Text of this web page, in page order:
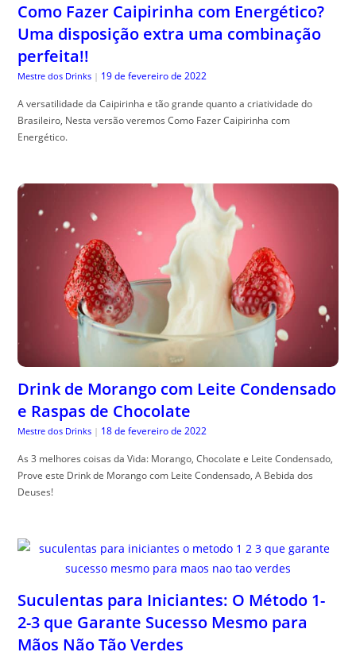
Como Fazer Caipirinha com Energético?
Uma disposição extra uma combinação
perfeita!!
Mestre dos Drinks | 19 de fevereiro de 2022
A versatilidade da Caipirinha e tão grande quanto a criatividade do
Brasileiro, Nesta versão veremos Como Fazer Caipirinha com
Energético.
Drink de Morango com Leite Condensado
e Raspas de Chocolate
Mestre dos Drinks | 18 de fevereiro de 2022
As 3 melhores coisas da Vida: Morango, Chocolate e Leite Condensado,
Prove este Drink de Morango com Leite Condensado, A Bebida dos
Deuses!
Suculentas para Iniciantes: O Método 1-
2-3 que Garante Sucesso Mesmo para
Mãos Não Tão Verdes